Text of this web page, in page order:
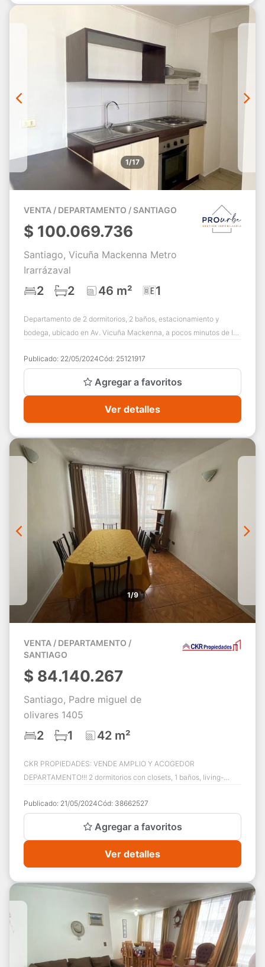
1/17
VENTA / DEPARTAMENTO / SANTIAGO
$ 100.069.736
Santiago, Vicuña Mackenna Metro
Irarrázaval
2 2 46 m² 1
Departamento de 2 dormitorios, 2 baños, estacionamiento y
bodega, ubicado en Av. Vicuña Mackenna, a pocos minutos de la
Publicado: 22/05/2024Cód: 25121917
Agregar a favoritos
Ver detalles
1/9
VENTA / DEPARTAMENTO /
SANTIAGO
$ 84.140.267
Santiago, Padre miguel de
olivares 1405
2 1 42 m²
CKR PROPIEDADES: VENDE AMPLIO Y ACOGEDOR
DEPARTAMENTO!!! 2 dormitorios con closets, 1 baños, living-
Publicado: 21/05/2024Cód: 38662527
Agregar a favoritos
Ver detalles